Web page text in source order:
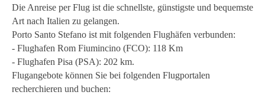
Die Anreise per Flug ist die schnellste, günstigste und bequemste
Art nach Italien zu gelangen.
Porto Santo Stefano ist mit folgenden Flughäfen verbunden:
- Flughafen Rom Fiumincino (FCO): 118 Km
- Flughafen Pisa (PSA): 202 km.
Flugangebote können Sie bei folgenden Flugportalen
recherchieren und buchen: